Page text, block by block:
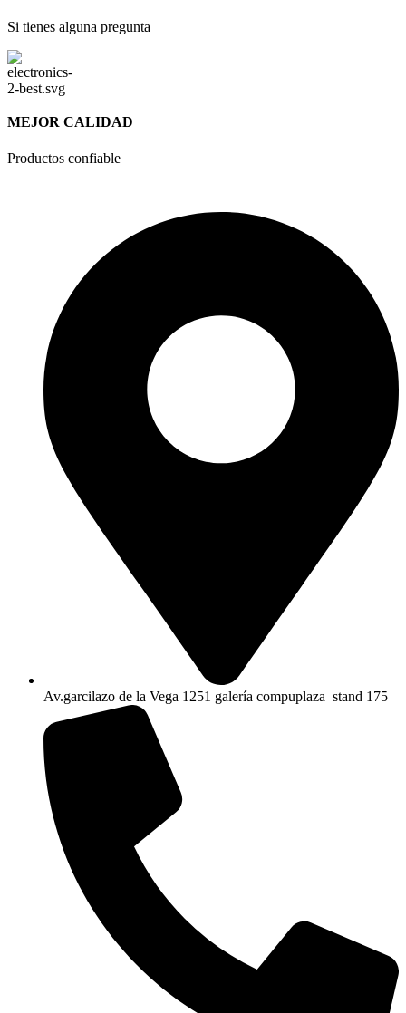
Si tienes alguna pregunta
MEJOR CALIDAD
Productos confiable
Av.garcilazo de la Vega 1251 galería compuplaza stand 175